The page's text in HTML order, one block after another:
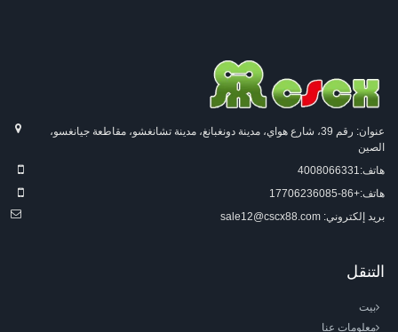
عنوان: رقم 39، شارع هواي، مدينة دونغبانغ، مدينة تشانغشو، مقاطعة جيانغسو،
الصين
هاتف:4008066331
هاتف:+86-17706236085
بريد إلكتروني: sale12@cscx88.com
التنقل
بيت
معلومات عنا